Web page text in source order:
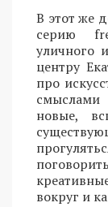
В этот же
серию
уличного
центру
про
смыслами
новые,
вокруг и